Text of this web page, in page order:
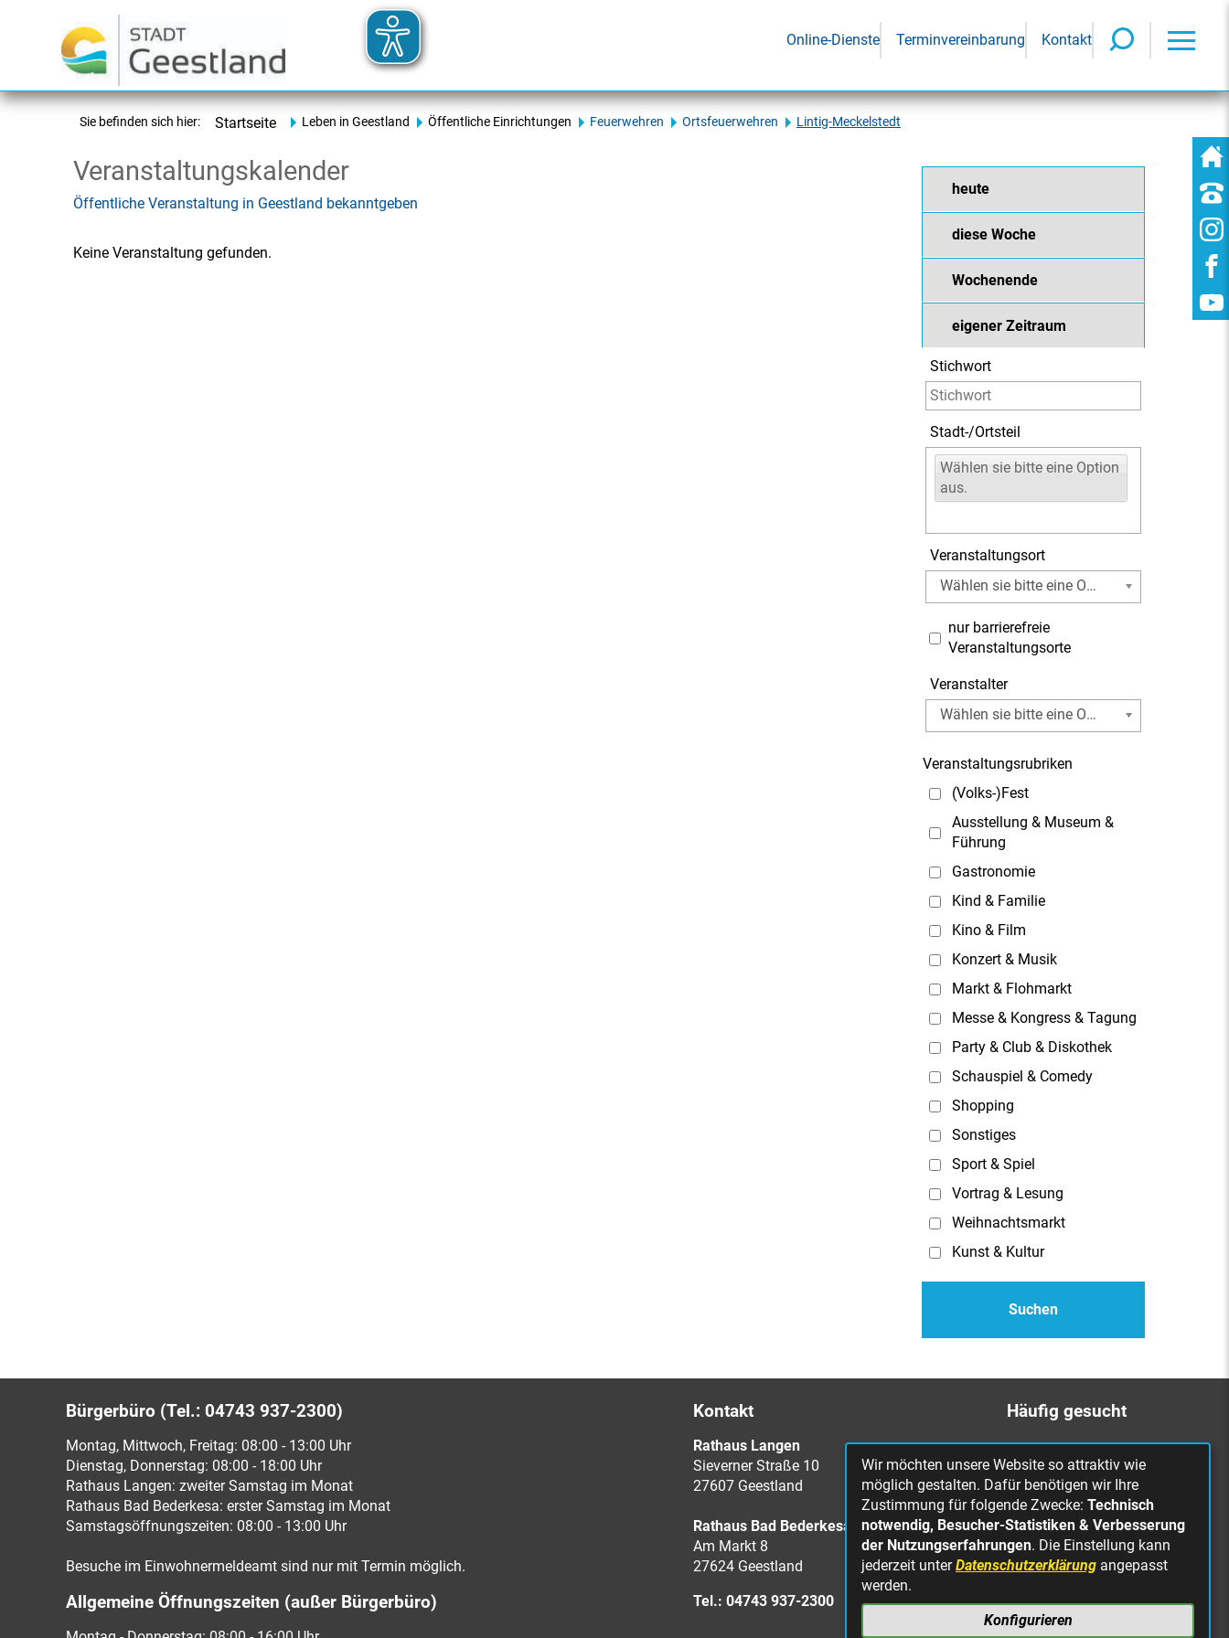
Online-Dienste Terminvereinbarung Kontakt
Sie befinden sich hier: Startseite Leben in Geestland Öffentliche Einrichtungen Feuerwehren Ortsfeuerwehren Lintig-Meckelstedt
Veranstaltungskalender
Öffentliche Veranstaltung in Geestland bekanntgeben
Keine Veranstaltung gefunden.
heute
diese Woche
Wochenende
eigener Zeitraum
Stichwort
Stadt-/Ortsteil
Wählen sie bitte eine Option
aus.
Veranstaltungsort
Wählen sie bitte eine Option aus.
Veranstalter
Wählen sie bitte eine Option aus.
nur barrierefreie
Veranstaltungsorte
Veranstaltungsrubriken
(Volks-)Fest
Ausstellung & Museum &
Führung
Gastronomie
Kind & Familie
Kino & Film
Konzert & Musik
Markt & Flohmarkt
Messe & Kongress & Tagung
Party & Club & Diskothek
Schauspiel & Comedy
Shopping
Sonstiges
Sport & Spiel
Vortrag & Lesung
Weihnachtsmarkt
Kunst & Kultur
Bürgerbüro (Tel.: 04743 937-2300)
Montag, Mittwoch, Freitag: 08:00 - 13:00 Uhr
Dienstag, Donnerstag: 08:00 - 18:00 Uhr
Rathaus Langen: zweiter Samstag im Monat
Rathaus Bad Bederkesa: erster Samstag im Monat
Samstagsöffnungszeiten: 08:00 - 13:00 Uhr
Besuche im Einwohnermeldeamt sind nur mit Termin möglich.
Allgemeine Öffnungszeiten (außer Bürgerbüro)
Kontakt
Rathaus Langen
Sieverner Straße 10
27607 Geestland
Rathaus Bad Bederkesa
Am Markt 8
27624 Geestland
Tel.: 04743 937-2300
Häufig gesucht
Bürgerbüro
Online Rathaus
Was erledige ich wo?
Stellenangebote
Mängelmeldung
defekt
Wir möchten unsere Website so attraktiv wie
möglich gestalten. Dafür benötigen wir Ihre
Zustimmung für folgende Zwecke: Technisch
notwendig, Besucher-Statistiken & Verbesserung
der Nutzungserfahrungen. Die Einstellung kann
jederzeit unterDatenschutzerklärung angepasst
werden.
Konfigurieren